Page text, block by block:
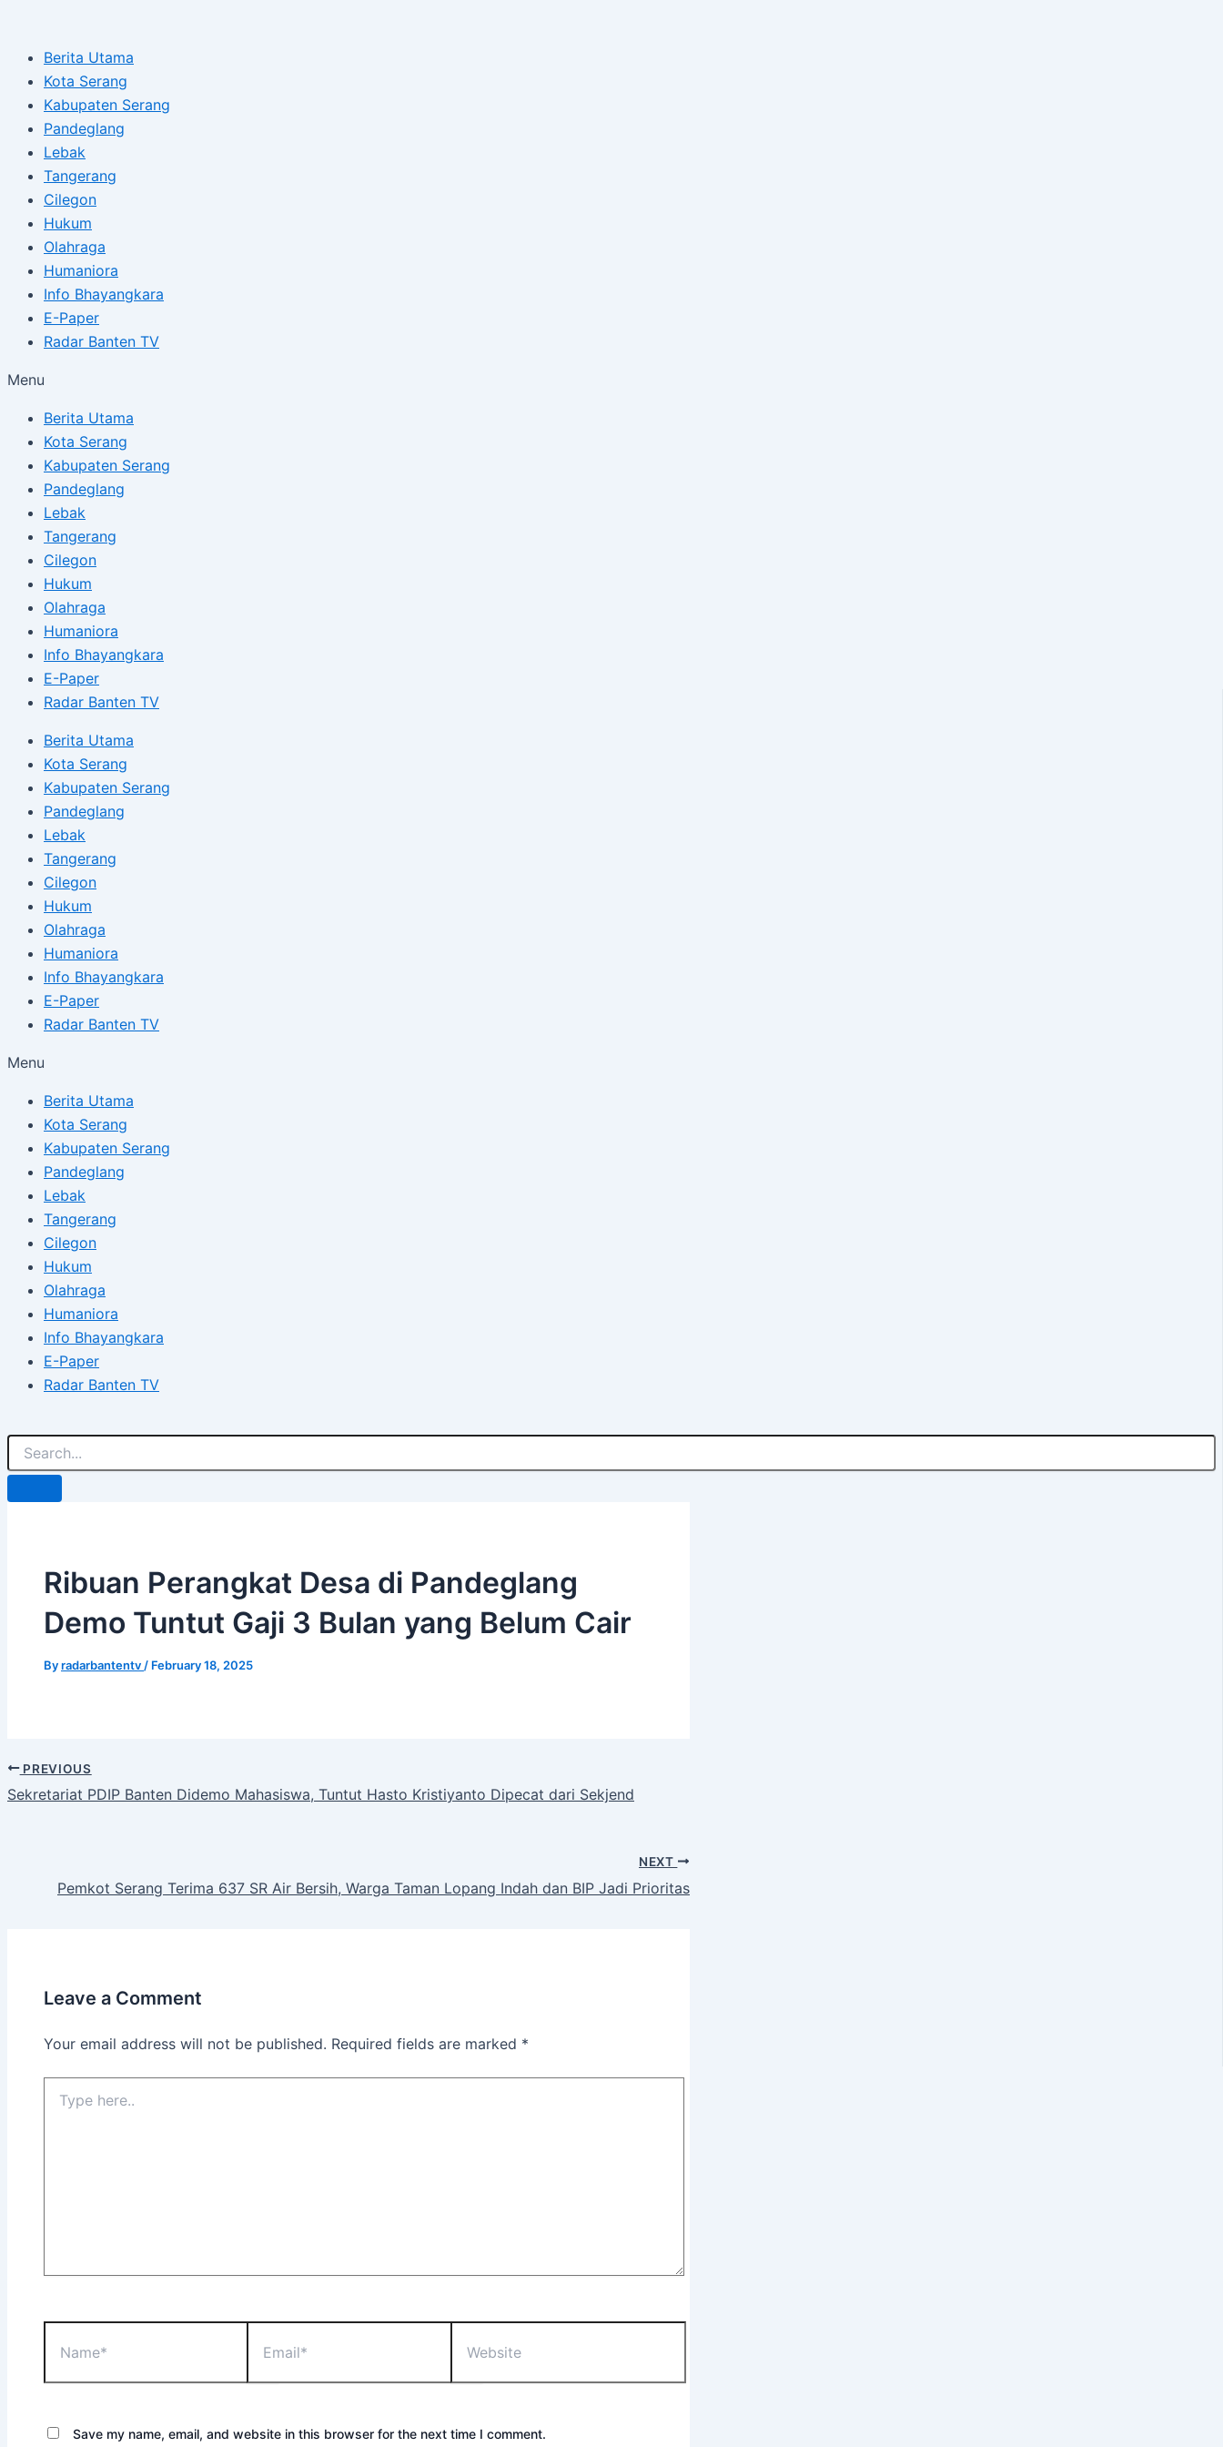
contentBerita Utama
Kota Serang
Kabupaten Serang
Pandeglang
Lebak
Tangerang
Cilegon
Hukum
Olahraga
Humaniora
Info Bhayangkara
E-Paper
Radar Banten TV
Menu
Berita Utama
Kota Serang
Kabupaten Serang
Pandeglang
Lebak
Tangerang
Cilegon
Hukum
Olahraga
Humaniora
Info Bhayangkara
E-Paper
Radar Banten TV
Berita Utama
Kota Serang
Kabupaten Serang
Pandeglang
Lebak
Tangerang
Cilegon
Hukum
Olahraga
Humaniora
Info Bhayangkara
E-Paper
Radar Banten TV
Menu
Berita Utama
Kota Serang
Kabupaten Serang
Pandeglang
Lebak
Tangerang
Cilegon
Hukum
Olahraga
Humaniora
Info Bhayangkara
E-Paper
Radar Banten TV
Ribuan Perangkat Desa di Pandeglang
Demo Tuntut Gaji 3 Bulan yang Belum Cair
Byradarbantentv / February 18, 2025
PREVIOUS
Sekretariat PDIP Banten Didemo Mahasiswa, Tuntut Hasto Kristiyanto Dipecat dari Sekjend
NEXT
Pemkot Serang Terima 637 SR Air Bersih, Warga Taman Lopang Indah dan BIP Jadi Prioritas
Leave a Comment
Your email address will not be published. Required fields are marked *
Save my name, email, and website in this browser for the next time I comment.